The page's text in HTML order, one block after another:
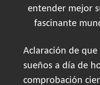
entender mejor
fascinante
Aclaración de
sueños a día de
comprobación